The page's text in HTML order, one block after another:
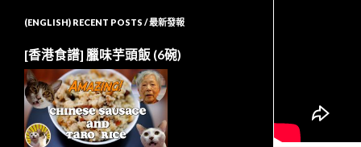
(ENGLISH) RECENT POSTS / 最新發報
[香港食譜] 臘味芋頭飯 (6碗)